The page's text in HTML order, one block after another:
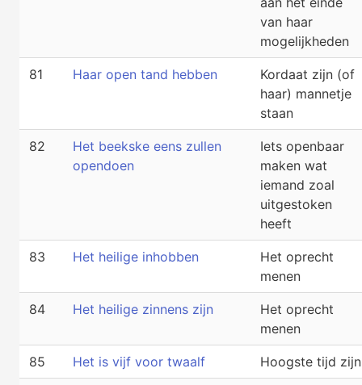
van haar
mogelijkheden
81 Haar open tand hebben
Kordaat zijn (of
haar) mannetje
staan
82
Het beekske eens zullen
opendoen
Iets openbaar
maken wat
iemand zoal
uitgestoken
heeft
83 Het heilige inhobben
Het oprecht
menen
84 Het heilige zinnens zijn
Het oprecht
menen
85 Het is vijf voor twaalf Hoogste tijd zijn